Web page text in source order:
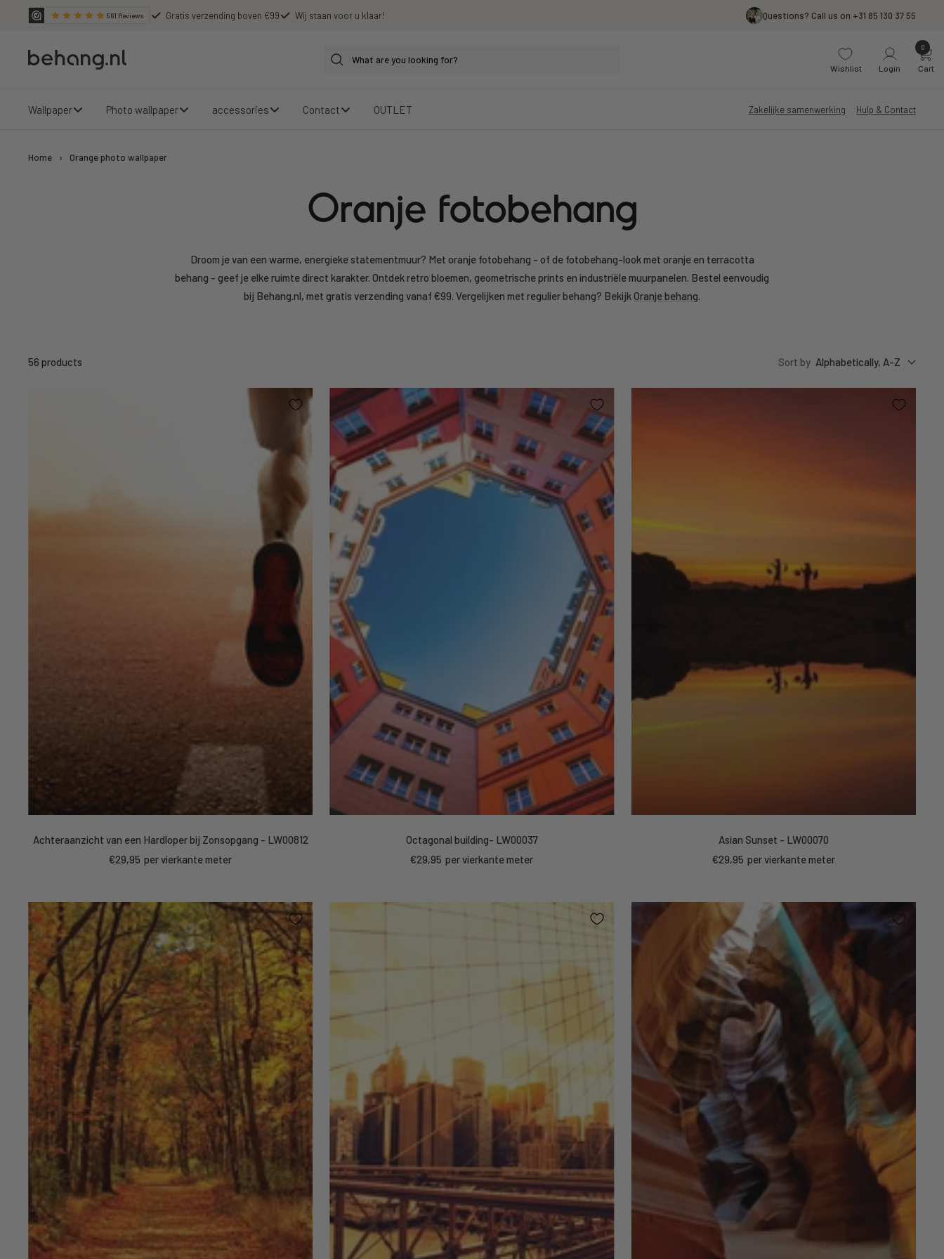
561 Reviews Gratis verzending boven €99 Wij staan voor u klaar! Questions? Call us on +31 85 130 37 55
Behang.nl
Wishlist Login Cart
0
Wallpaper Photo wallpaper accessories Contact OUTLET Zakelijke samenwerking Hulp & Contact
Home › Orange photo wallpaper
Oranje fotobehang
Droom je van een warme, energieke statementmuur? Met oranje fotobehang - of de fotobehang-look met oranje en terracotta
behang - geef je elke ruimte direct karakter. Ontdek retro bloemen, geometrische prints en industriële muurpanelen. Bestel eenvoudig
bij Behang.nl, met gratis verzending vanaf €99. Vergelijken met regulier behang? BekijkOranje behang.
56 products Sort by Alphabetically, A-Z
Achteraanzicht van een Hardloper bij Zonsopgang - LW00812
Sale
€29,95 per vierkante meter
Octagonal building- LW00037
Sale
€29,95 per vierkante meter
Asian Sunset - LW00070
Sale
€29,95 per vierkante meter